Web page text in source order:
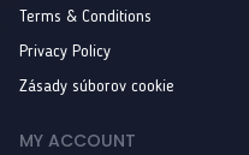
Terms & Conditions
Privacy Policy
Zásady súborov cookie
MY ACCOUNT